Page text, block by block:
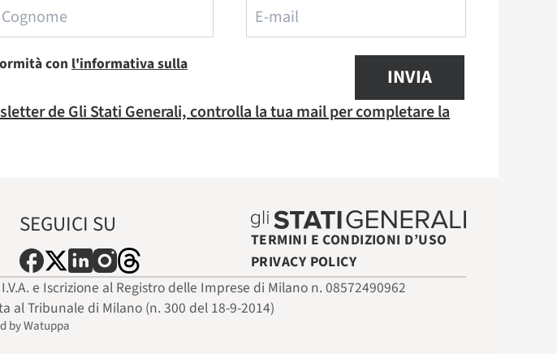
con l'informativa sulla
INVIA
de Gli Stati Generali, controlla la tua mail per completare la
SEGUICI SU
TERMINI E CONDIZIONI D’USO
PRIVACY POLICY
e Iscrizione al Registro delle Imprese di Milano n. 08572490962
Tribunale di Milano (n. 300 del 18-9-2014)
by Watuppa